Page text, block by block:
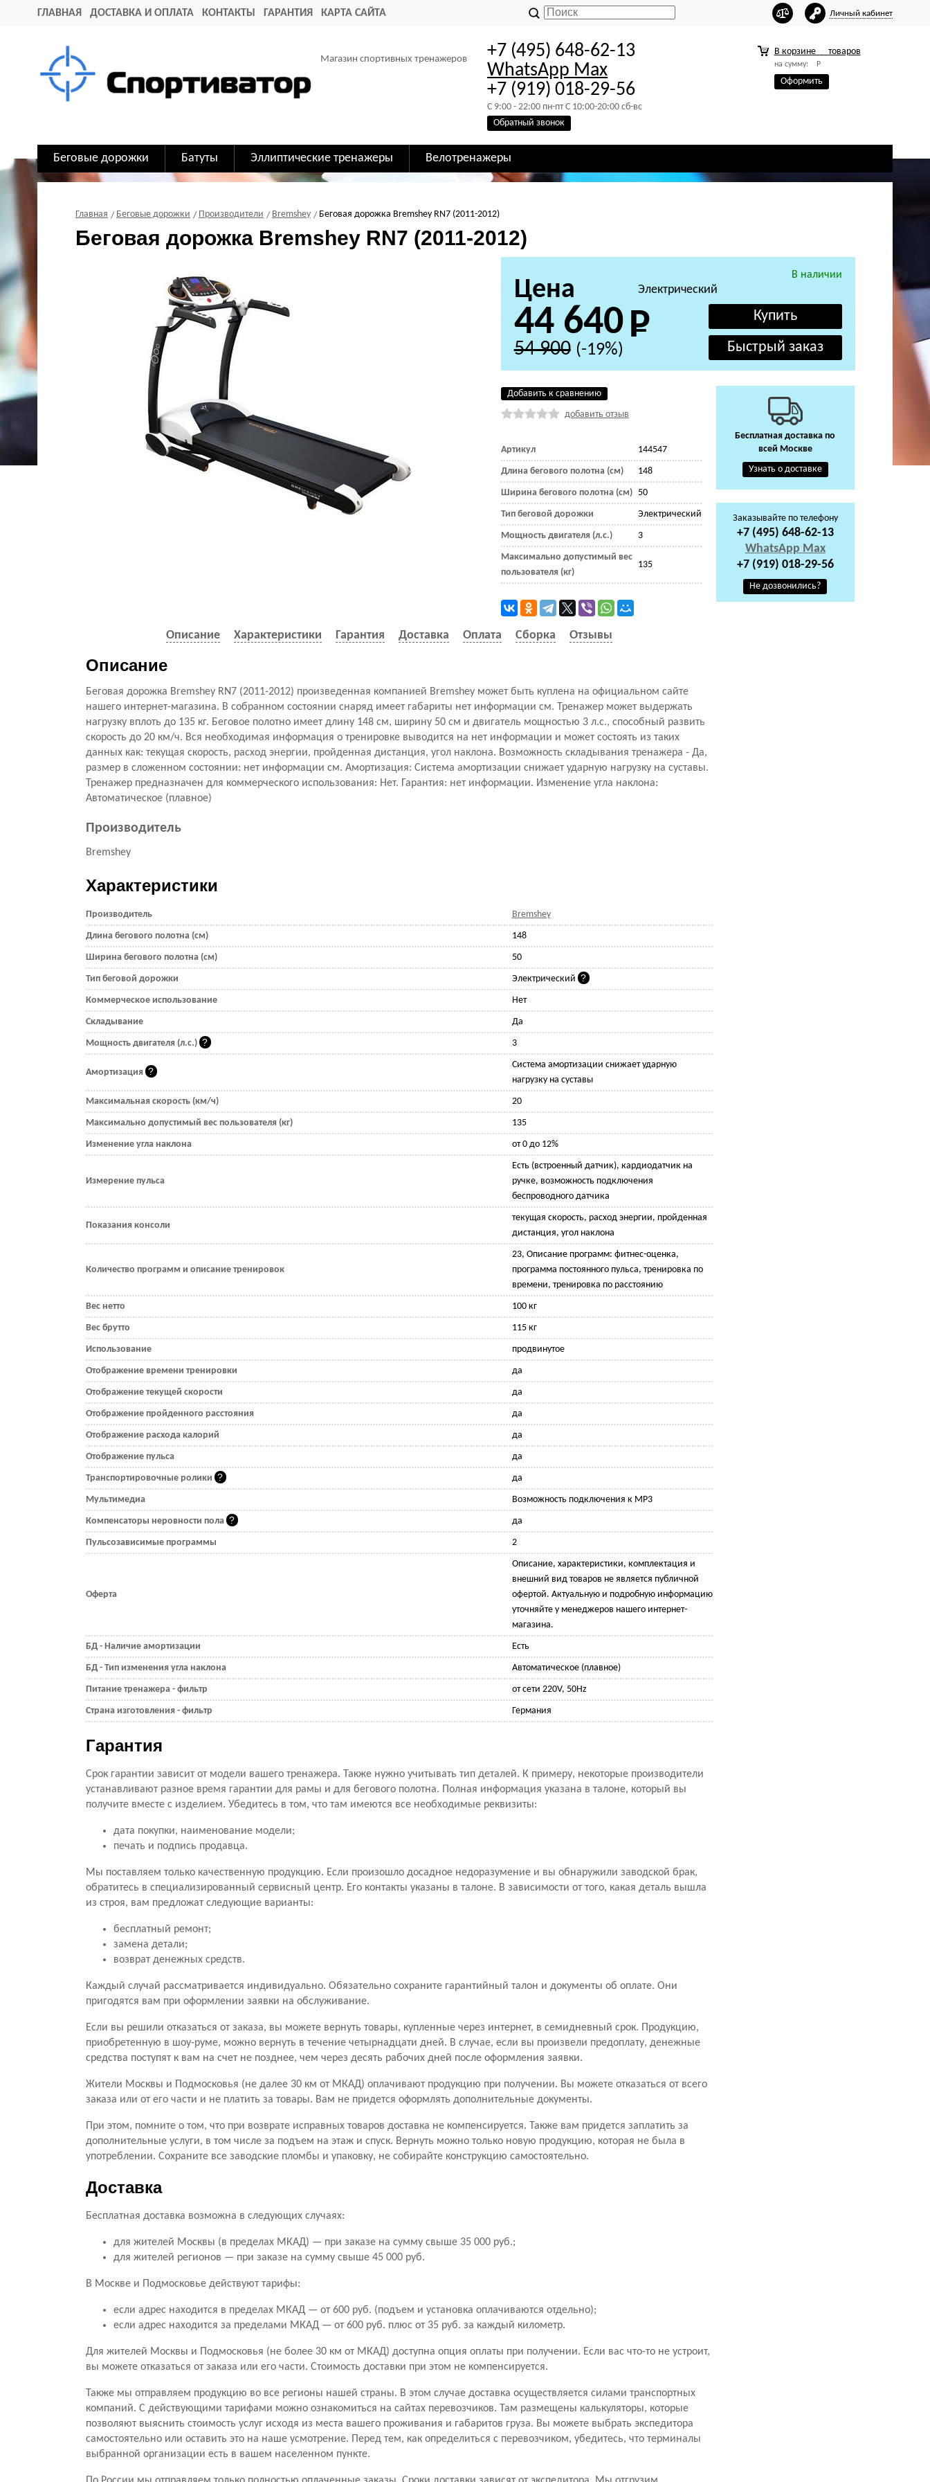
ГЛАВНАЯ ДОСТАВКА И ОПЛАТА КОНТАКТЫ ГАРАНТИЯ КАРТА САЙТА Личный кабинет
Магазин спортивных тренажеров
+7 (495) 648-62-13
WhatsApp Max
+7 (919) 018-29-56
C 9:00 - 22:00 пн-пт C 10:00-20:00 сб-вс
Обратный звонок
В корзине товаров
на сумму: Р
Оформить
Беговые дорожки Батуты Эллиптические тренажеры Велотренажеры
Главная Беговые дорожки Производители Bremshey Беговая дорожка Bremshey RN7 (2011-2012)
Беговая дорожка Bremshey RN7 (2011-2012)
В наличии
Электрический
Цена
44 640
54 900 (-19%)
Добавить к сравнению
добавить отзыв
Артикул 144547
Длина бегового полотна (см) 148
Ширина бегового полотна (см) 50
Тип беговой дорожки Электрический
Мощность двигателя (л.с.) 3
Максимально допустимый вес
пользователя (кг)
135
Описание Характеристики Гарантия Доставка Оплата Сборка Отзывы
Описание
Беговая дорожка Bremshey RN7 (2011-2012) произведенная компанией Bremshey может быть куплена на официальном сайте
нашего интернет-магазина. В собранном состоянии снаряд имеет габариты нет информации см. Тренажер может выдержать
нагрузку вплоть до 135 кг. Беговое полотно имеет длину 148 см, ширину 50 см и двигатель мощностью 3 л.с., способный развить
скорость до 20 км/ч. Вся необходимая информация о тренировке выводится на нет информации и может состоять из таких
данных как: текущая скорость, расход энергии, пройденная дистанция, угол наклона. Возможность складывания тренажера - Да,
размер в сложенном состоянии: нет информации см. Амортизация: Cистема амортизации снижает ударную нагрузку на суставы.
Тренажер предназначен для коммерческого использования: Нет. Гарантия: нет информации. Изменение угла наклона:
Автоматическое (плавное)
Производитель
Bremshey
Характеристики
Производитель Bremshey
Длина бегового полотна (см) 148
Ширина бегового полотна (см) 50
Тип беговой дорожки Электрический
Коммерческое использование Нет
Складывание Да
Мощность двигателя (л.с.) 3
Амортизация
Cистема амортизации снижает ударную
нагрузку на суставы
Максимальная скорость (км/ч) 20
Максимально допустимый вес пользователя (кг) 135
Изменение угла наклона от 0 до 12%
Измерение пульса
Есть (встроенный датчик), кардиодатчик на
ручке, возможность подключения
беспроводного датчика
Показания консоли
текущая скорость, расход энергии, пройденная
дистанция, угол наклона
Количество программ и описание тренировок
23, Описание программ: фитнес-оценка,
программа постоянного пульса, тренировка по
времени, тренировка по расстоянию
Вес нетто 100 кг
Вес брутто 115 кг
Использование продвинутое
Отображение времени тренировки да
Отображение текущей скорости да
Отображение пройденного расстояния да
Отображение расхода калорий да
Отображение пульса да
Транспортировочные ролики да
Мультимедиа Возможность подключения к MP3
Компенсаторы неровности пола да
Пульсозависимые программы 2
Оферта
Описание, характеристики, комплектация и
внешний вид товаров не является публичной
офертой. Актуальную и подробную информацию
уточняйте у менеджеров нашего интернет-
магазина.
БД - Наличие амортизации Есть
БД - Тип изменения угла наклона Автоматическое (плавное)
Питание тренажера - фильтр от сети 220V, 50Hz
Страна изготовления - фильтр Германия
Гарантия
Срок гарантии зависит от модели вашего тренажера. Также нужно учитывать тип деталей. К примеру, некоторые производители
устанавливают разное время гарантии для рамы и для бегового полотна. Полная информация указана в талоне, который вы
получите вместе с изделием. Убедитесь в том, что там имеются все необходимые реквизиты:
дата покупки, наименование модели;
печать и подпись продавца.
Мы поставляем только качественную продукцию. Если произошло досадное недоразумение и вы обнаружили заводской брак,
обратитесь в специализированный сервисный центр. Его контакты указаны в талоне. В зависимости от того, какая деталь вышла
из строя, вам предложат следующие варианты:
бесплатный ремонт;
замена детали;
возврат денежных средств.
Каждый случай рассматривается индивидуально. Обязательно сохраните гарантийный талон и документы об оплате. Они
пригодятся вам при оформлении заявки на обслуживание.
Если вы решили отказаться от заказа, вы можете вернуть товары, купленные через интернет, в семидневный срок. Продукцию,
приобретенную в шоу-руме, можно вернуть в течение четырнадцати дней. В случае, если вы произвели предоплату, денежные
средства поступят к вам на счет не позднее, чем через десять рабочих дней после оформления заявки.
Жители Москвы и Подмосковья (не далее 30 км от МКАД) оплачивают продукцию при получении. Вы можете отказаться от всего
заказа или от его части и не платить за товары. Вам не придется оформлять дополнительные документы.
При этом, помните о том, что при возврате исправных товаров доставка не компенсируется. Также вам придется заплатить за
дополнительные услуги, в том числе за подъем на этаж и спуск. Вернуть можно только новую продукцию, которая не была в
употреблении. Сохраните все заводские пломбы и упаковку, не собирайте конструкцию самостоятельно.
Доставка
Бесплатная доставка возможна в следующих случаях:
для жителей Москвы (в пределах МКАД) — при заказе на сумму свыше 35 000 руб.;
для жителей регионов — при заказе на сумму свыше 45 000 руб.
В Москве и Подмосковье действуют тарифы:
если адрес находится в пределах МКАД — от 600 руб. (подъем и установка оплачиваются отдельно);
если адрес находится за пределами МКАД — от 600 руб. плюс от 35 руб. за каждый километр.
Для жителей Москвы и Подмосковья (не более 30 км от МКАД) доступна опция оплаты при получении. Если вас что-то не устроит,
вы можете отказаться от заказа или его части. Стоимость доставки при этом не компенсируется.
Также мы отправляем продукцию во все регионы нашей страны. В этом случае доставка осуществляется силами транспортных
компаний. С действующими тарифами можно ознакомиться на сайтах перевозчиков. Там размещены калькуляторы, которые
позволяют выяснить стоимость услуг исходя из места вашего проживания и габаритов груза. Вы можете выбрать экспедитора
самостоятельно или оставить это на наше усмотрение. Перед тем, как определиться с перевозчиком, убедитесь, что терминалы
выбранной организации есть в вашем населенном пункте.
Бесплатная доставка по
всей Москве
Узнать о доставке
Заказывайте по телефону
+7 (495) 648-62-13
WhatsApp Max
+7 (919) 018-29-56
Не дозвонились?